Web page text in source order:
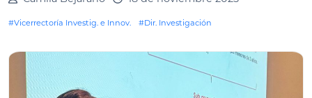
#Vicerrectoría Investig. e Innov. #Dir. Investigación